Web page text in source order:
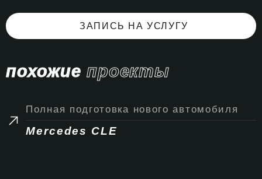
ЗАПИСЬ НА УСЛУГУ
похожие проекты
Полная подготовка нового автомобиля
Mercedes CLE